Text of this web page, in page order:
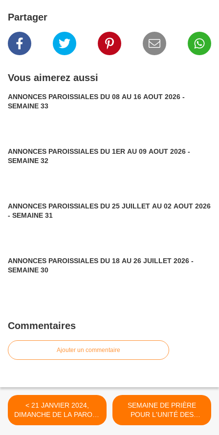
Partager
Vous aimerez aussi
ANNONCES PAROISSIALES DU 08 AU 16 AOUT 2026 -
SEMAINE 33
ANNONCES PAROISSIALES DU 1ER AU 09 AOUT 2026 -
SEMAINE 32
ANNONCES PAROISSIALES DU 25 JUILLET AU 02 AOUT 2026
- SEMAINE 31
ANNONCES PAROISSIALES DU 18 AU 26 JUILLET 2026 -
SEMAINE 30
Commentaires
Ajouter un commentaire
< 21 JANVIER 2024,
DIMANCHE DE LA PAROLE
DE DIEU
SEMAINE DE PRIÈRE
POUR L'UNITÉ DES
CHRÉTIENS DU 18 AU 25